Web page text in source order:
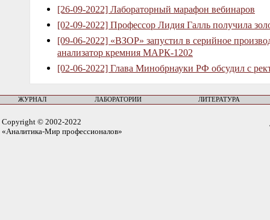
[26-09-2022] Лабораторный марафон вебинаров
[02-09-2022] Профессор Лидия Галль получила
[09-06-2022] «ВЗОР» запустил в серийное
анализатор кремния МАРК-1202
[02-06-2022] Глава Минобрнауки РФ обсудил с
ЖУРНАЛ ЛАБОРАТОРИИ ЛИТЕРАТУРА
Copyright © 2002-2022
«Аналитика-Мир профессионалов»